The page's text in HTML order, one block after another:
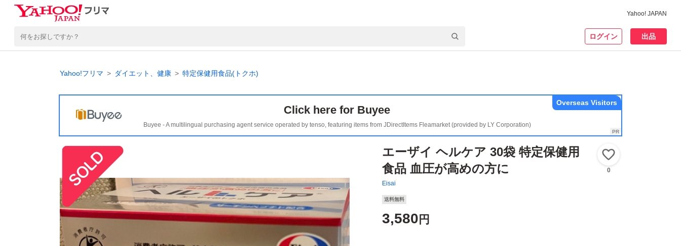
Yahoo! JAPAN
ログイン 出品
Yahoo!フリマ ダイエット、健康 特定保健用食品(トクホ)
Click here for Buyee
Buyee - A multilingual purchasing agent service operated by tenso, featuring items from JDirectItems Fleamarket (provided by LY Corporation)
Overseas Visitors
エーザイ ヘルケア 30袋 特定保健用
食品 血圧が高めの方に
Eisai
0
送料無料
3,580 円